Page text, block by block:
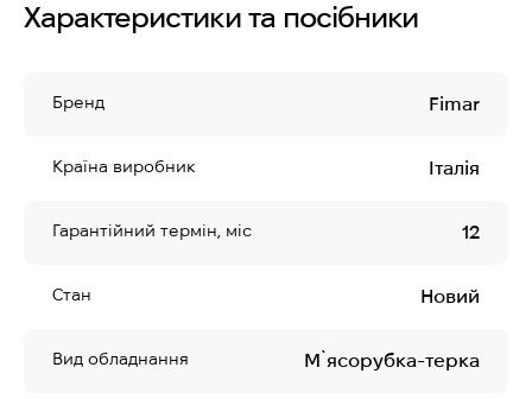
Характеристики та посібники
Бренд Fimar
Країна виробник Італія
Гарантійний термін, міс 12
Стан Новий
Вид обладнання М`ясорубка-терка